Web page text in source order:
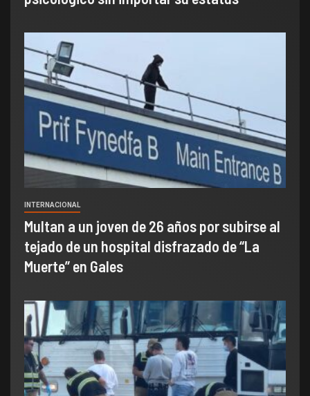
INTERNACIONAL
Multan a un joven de 26 años por subirse al
tejado de un hospital disfrazado de “La
Muerte” en Gales